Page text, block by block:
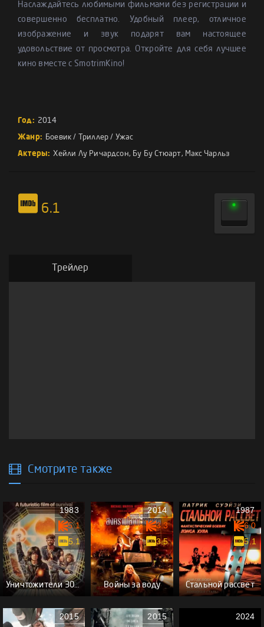
Наслаждайтесь любимыми фильмами без регистрации и
совершенно бесплатно. Удобный плеер, отличное
изображение и звук подарят вам настоящее
удовольствие от просмотра. Откройте для себя лучшее
кино вместе с SmotrimKino!
Год: 2014
Жанр: Боевик / Триллер / Ужас
Актеры: Хейли Лу Ричардсон, Бу Бу Стюарт, Макс Чарльз
6.1
Трейлер
Смотрите также
Уничтожители 3000 года
1983
5.1
5.1
Войны за воду
2014
3.3
3.5
Стальной рассвет
1987
6.0
5.1
2015
2015
2024